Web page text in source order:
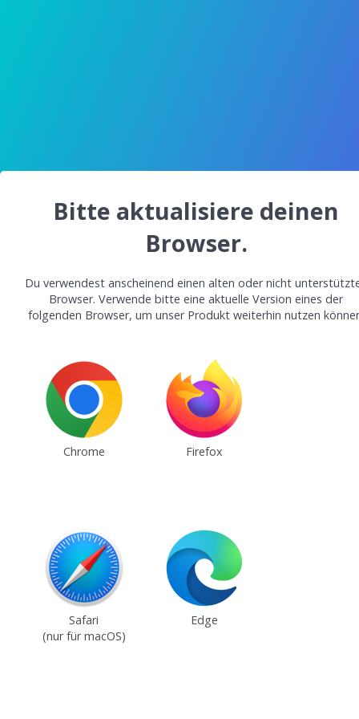
Bitte aktualisiere deinen
Browser.
Du verwendest anscheinend einen alten oder nicht
Browser. Verwende bitte eine aktuelle Version eines der
folgenden Browser, um unser Produkt weiterhin nutzen
Chrome Firefox
Safari
(nur für macOS)
Edge